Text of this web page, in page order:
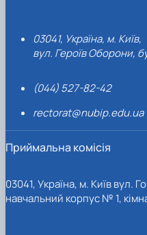
03041, Україна, м. Київ,
вул. Героїв Оборони,
(044) 527-82-42
rectorat@nubip.edu.ua
Приймальна комісія
03041, Україна, м. Київ вул.
навчальний корпус № 1,